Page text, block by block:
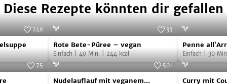
Diese Rezepte könnten dir gefallen
Foto:
246
Rote
Bete-
Püree
–
33
Rote Bete-Püree – vegan
Einfach|40 Min.|244kcal
Penne
Penne
Einfach|30
75
Nudelauflauf Foto:
501
Nudelauflauf mit veganem Curry
Curry mit